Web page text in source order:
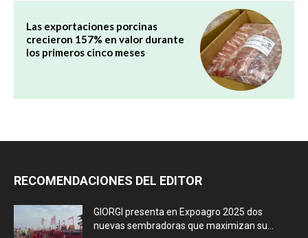
Las exportaciones porcinas
crecieron 157% en valor durante
los primeros cinco meses
RECOMENDACIONES DEL EDITOR
GIORGI presenta en Expoagro 2025 dos
nuevas sembradoras que maximizan su...